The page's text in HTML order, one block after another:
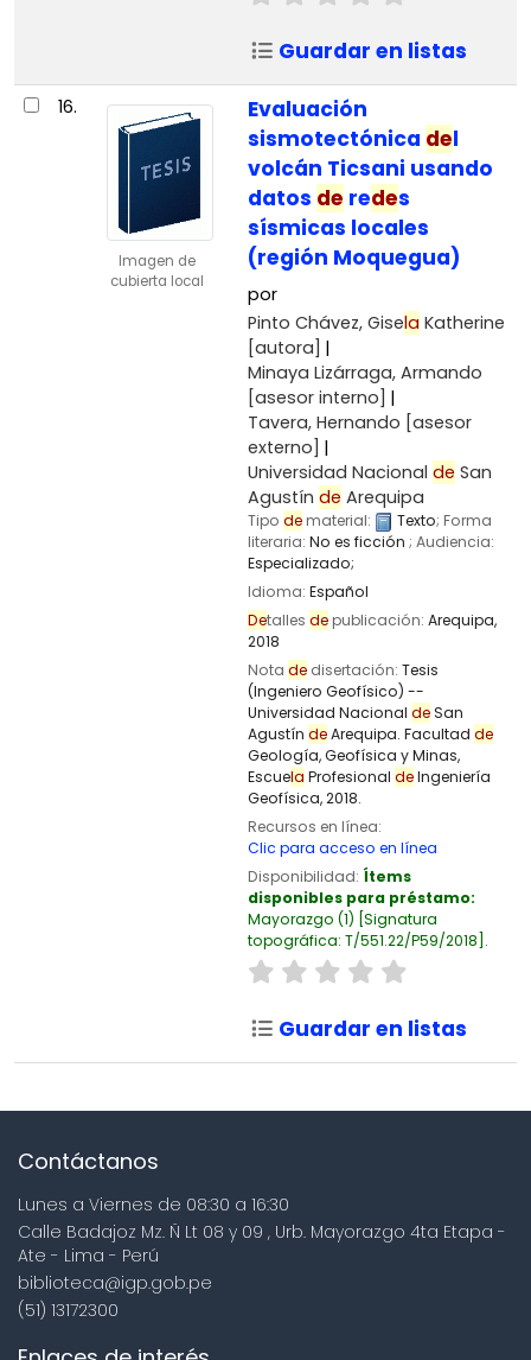
Guardar en listas
16.
Imagen de
cubierta local
Evaluación
sismotectónica del
volcán Ticsani usando
datos de redes
sísmicas locales
(región Moquegua)
por
Pinto Chávez, Gisela Katherine
[autora]
Minaya Lizárraga, Armando
[asesor interno]
Tavera, Hernando [asesor
externo]
Universidad Nacional de San
Agustín de Arequipa
Tipo dematerial: Texto; Forma
literaria: No es ficción ; Audiencia:
Especializado;
Idioma: Español
Detalles depublicación: Arequipa,
2018
Nota dedisertación: Tesis
(Ingeniero Geofísico) --
Universidad Nacional deSan
Agustín deArequipa. Facultad de
Geología, Geofísica y Minas,
Escuela Profesional deIngeniería
Geofísica, 2018.
Recursos en línea:
Clic para acceso en línea
Disponibilidad: Ítems
disponibles para préstamo:
Mayorazgo (1) Signatura
topográfica: T/551.22/P59/2018 .
Guardar en listas
Contáctanos
Lunes a Viernes de 08:30 a 16:30
Calle Badajoz Mz. Ñ Lt 08 y 09 , Urb. Mayorazgo 4ta Etapa -
Ate - Lima - Perú
biblioteca@igp.gob.pe
(51) 13172300